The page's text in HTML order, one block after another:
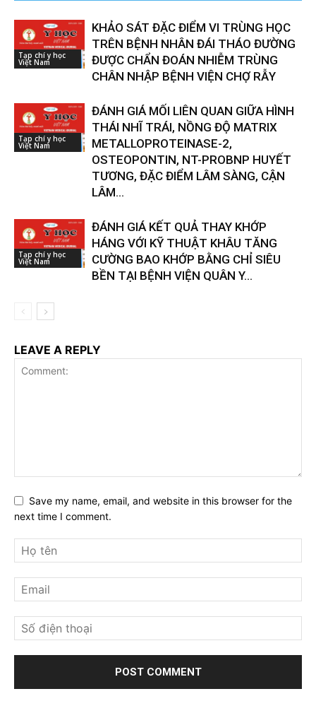
Tạp chí y học
Việt Nam
KHẢO SÁT ĐẶC ĐIỂM VI TRÙNG HỌC
TRÊN BỆNH NHÂN ĐÁI THÁO ĐƯỜNG
ĐƯỢC CHẨN ĐOÁN NHIỄM TRÙNG
CHÂN NHẬP BỆNH VIỆN CHỢ RẪY
Tạp chí y học
Việt Nam
ĐÁNH GIÁ MỐI LIÊN QUAN GIỮA HÌNH
THÁI NHĨ TRÁI, NỒNG ĐỘ MATRIX
METALLOPROTEINASE-2,
OSTEOPONTIN, NT-PROBNP HUYẾT
TƯƠNG, ĐẶC ĐIỂM LÂM SÀNG, CẬN
LÂM...
Tạp chí y học
Việt Nam
ĐÁNH GIÁ KẾT QUẢ THAY KHỚP
HÁNG VỚI KỸ THUẬT KHÂU TĂNG
CƯỜNG BAO KHỚP BẰNG CHỈ SIÊU
BỀN TẠI BỆNH VIỆN QUÂN Y...
LEAVE A REPLY
Save my name, email, and website in this browser for the
next time I comment.